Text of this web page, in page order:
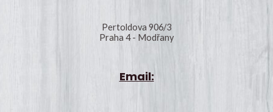
Pertoldova 906/3
Praha 4 - Modřany
Email: